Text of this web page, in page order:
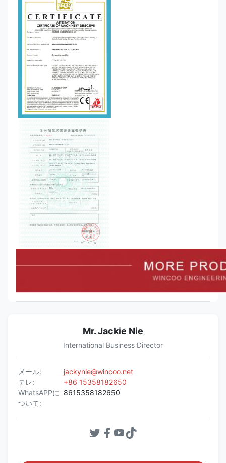
Mr. Jackie Nie
International Business Director
メール:
jackynie@wincoo.net
テレ:
+86 15358182650
WhatsAPPに
ついて:
8615358182650